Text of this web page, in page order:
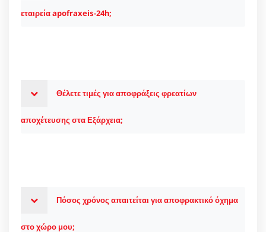
εταιρεία apofraxeis-24h;
Θέλετε τιμές για αποφράξεις φρεατίων
αποχέτευσης στα Εξάρχεια;
Πόσος χρόνος απαιτείται για αποφρακτικό όχημα
στο χώρο μου;